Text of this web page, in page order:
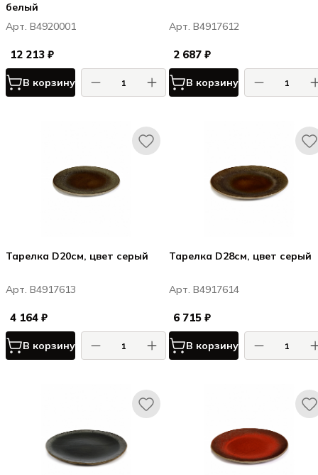
белый
Арт. B4920001
12 213 ₽
В корзину
Арт. B4917612
2 687 ₽
В корзину
Тарелка D20см, цвет серый
Арт. B4917613
4 164 ₽
В корзину
Тарелка D28см, цвет серый
Арт. B4917614
6 715 ₽
В корзину